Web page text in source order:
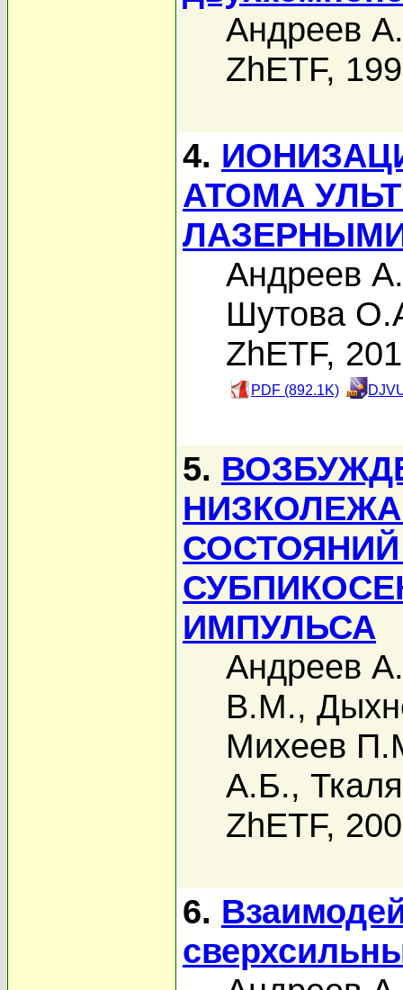
Андреев
ZhETF,
4.
АТОМА
Андреев
Шутова
ZhETF,
PDF (892.1K)
5.
ИМПУЛЬСА
Андреев
В.М.,
Михеев
А.Б.,
ZhETF,
6.